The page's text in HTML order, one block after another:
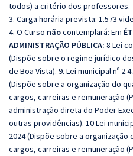
todos) a critério dos professores.
3. Carga horária prevista: 1.573
4. O Curso nãocontemplará: Em
ADMINISTRAÇÃO PÚBLICA: 8 Lei
(Dispõe sobre o regime jurídico
de Boa Vista). 9. Lei municipal nº
(Dispõe sobre a organização do
cargos, carreiras e remuneração
administração direta do Poder
outras providências). 10 Lei
2024 (Dispõe sobre a
cargos, carreiras e remuneração